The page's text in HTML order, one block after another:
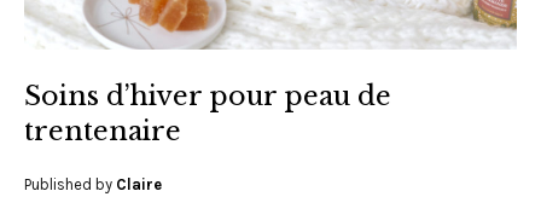
Soins d’hiver pour peau de
trentenaire
Published by Claire